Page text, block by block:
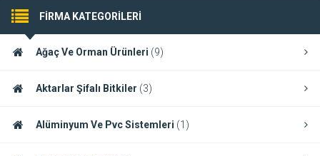
FİRMA KATEGORİLERİ
Ağaç Ve Orman Ürünleri (9)
Aktarlar Şifalı Bitkiler (3)
Alüminyum Ve Pvc Sistemleri (1)